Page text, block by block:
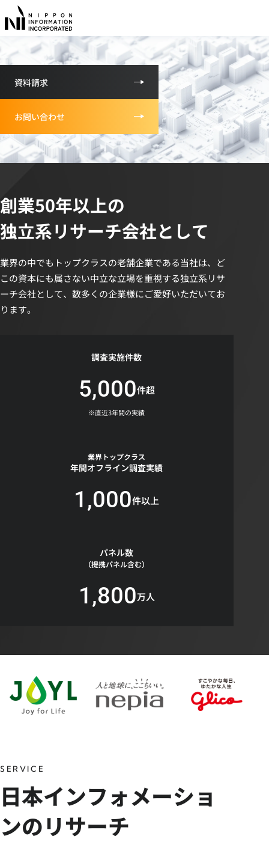
意思決定に役立つ、確かなインサイトを。
私たちは、マーケティング戦略を支える
資料請求
お問い合わせ
創業50年以上の
独立系リサーチ会社として
業界の中でもトップクラスの老舗企業である当社は、ど
この資本にも属さない中立な立場を重視する独立系リサ
ーチ会社として、数多くの企業様にご愛好いただいてお
ります。
調査実施件数
5,000件超
※直近3年間の実績
業界トップクラス
年間オフライン調査実績
1,000件以上
パネル数
（提携パネル含む）
1,800万人
SERVICE
日本インフォメーショ
ンのリサーチ